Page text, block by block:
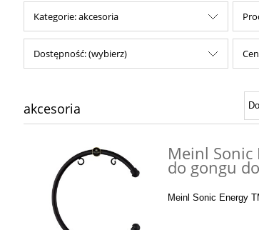
Kategorie: akcesoria
Dostępność: (wybierz)
akcesoria
Meinl Sonic
do gongu
Meinl Sonic Energy